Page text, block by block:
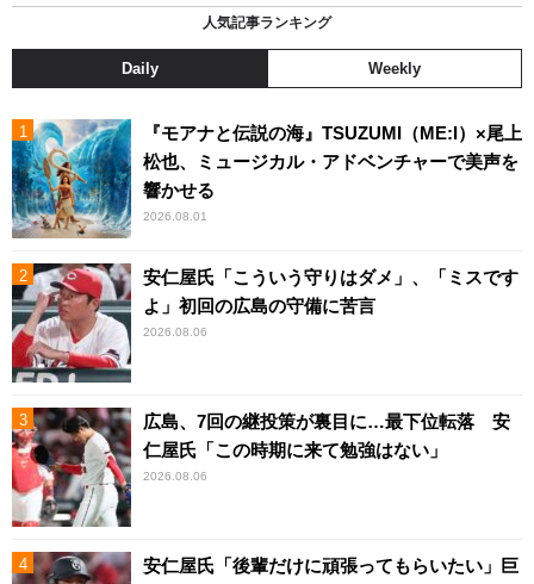
人気記事ランキング
Daily Weekly
『モアナと伝説の海』TSUZUMI（ME:I）×尾上
松也、ミュージカル・アドベンチャーで美声を
響かせる
2026.08.01
安仁屋氏「こういう守りはダメ」、「ミスです
よ」初回の広島の守備に苦言
2026.08.06
広島、7回の継投策が裏目に…最下位転落 安
仁屋氏「この時期に来て勉強はない」
2026.08.06
安仁屋氏「後輩だけに頑張ってもらいたい」巨